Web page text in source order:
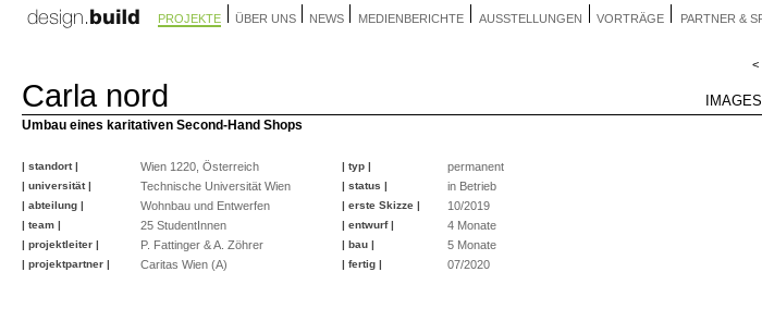
PROJEKTE ÜBER UNS NEWS MEDIENBERICHTE AUSSTELLUNGEN VORTRÄGE PARTNER &
Carla nord
<
Umbau eines karitativen Second-Hand Shops
| standort | Wien 1220, Österreich | typ | permanent
| universität | Technische Universität Wien | status | in Betrieb
| abteilung | Wohnbau und Entwerfen | erste Skizze | 10/2019
| team | 25 StudentInnen | entwurf | 4 Monate
| projektleiter | P. Fattinger & A. Zöhrer | bau | 5 Monate
| projektpartner | Caritas Wien (A) | fertig | 07/2020